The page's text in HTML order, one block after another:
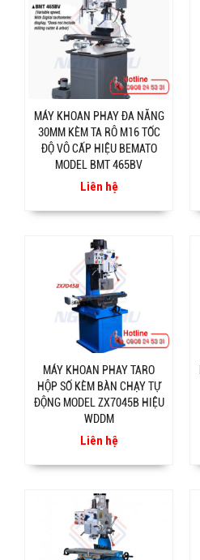
MÁY KHOAN PHAY ĐA NĂNG
30MM KÈM TA RÔ M16 TỐC
ĐỘ VÔ CẤP HIỆU BEMATO
MODEL BMT 465BV
Liên hệ
MÁY KHOAN PHAY TARO
HỘP SỐ KÈM BÀN CHẠY TỰ
ĐỘNG MODEL ZX7045B HIỆU
WDDM
Liên hệ